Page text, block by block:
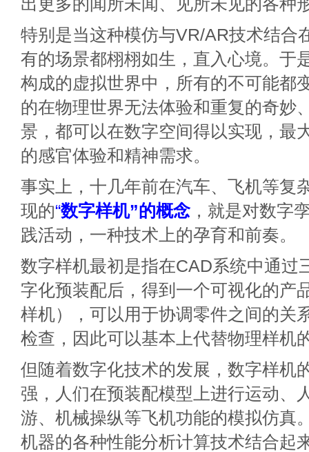
特别是当这种模仿与VR/AR技术结合
有的场景都栩栩如生，直入心境。于
构成的虚拟世界中，所有的不可能都
的在物理世界无法体验和重复的奇妙
景，都可以在数字空间得以实现，最
的感官体验和精神需求。
事实上，十几年前在汽车、飞机等复
现的“数字样机”的概念，就是对数字
践活动，一种技术上的孕育和前奏。
数字样机最初是指在CAD系统中通过
字化预装配后，得到一个可视化的产
样机），可以用于协调零件之间的关
检查，因此可以基本上代替物理样机
但随着数字化技术的发展，数字样机
强，人们在预装配模型上进行运动、
游、机械操纵等飞机功能的模拟仿真
机器的各种性能分析计算技术结合起